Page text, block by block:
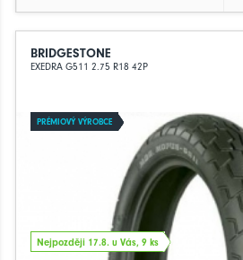
BRIDGESTONE
EXEDRA G511 2.75 R18 42P
PRÉMIOVÝ VÝROBCE
Nejpozději 17.8. u Vás, 9 ks